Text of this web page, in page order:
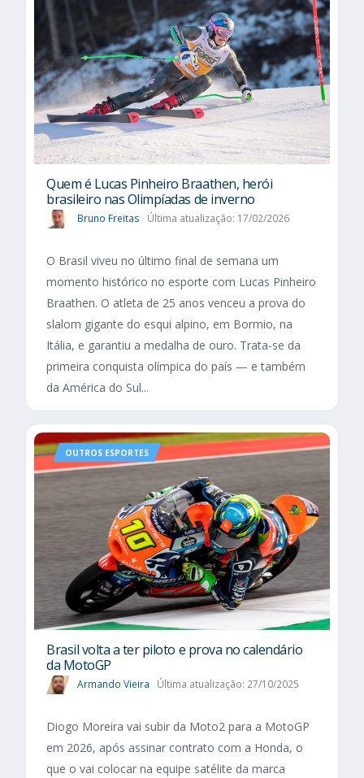
Quem é Lucas Pinheiro Braathen, herói
brasileiro nas Olimpíadas de inverno
Bruno Freitas Última atualização: 17/02/2026
O Brasil viveu no último final de semana um
momento histórico no esporte com Lucas Pinheiro
Braathen. O atleta de 25 anos venceu a prova do
slalom gigante do esqui alpino, em Bormio, na
Itália, e garantiu a medalha de ouro. Trata-se da
primeira conquista olímpica do país — e também
da América do Sul...
OUTROS ESPORTES
Brasil volta a ter piloto e prova no calendário
da MotoGP
Armando Vieira Última atualização: 27/10/2025
Diogo Moreira vai subir da Moto2 para a MotoGP
em 2026, após assinar contrato com a Honda, o
que o vai colocar na equipe satélite da marca